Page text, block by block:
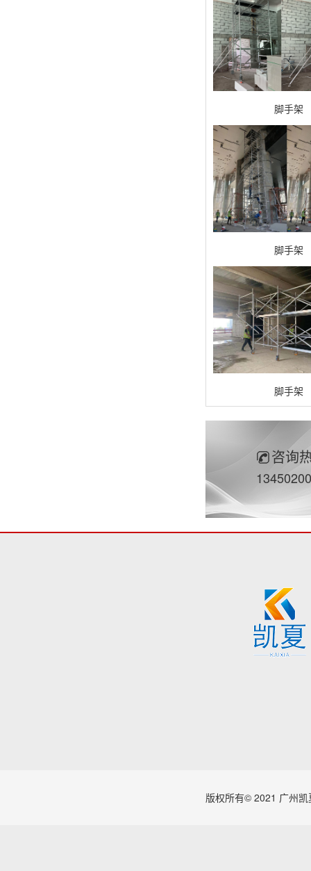
脚手架
脚手架
脚手架
凯夏脚手
脚手架
脚手架
咨询
版权所有© 2021 广州